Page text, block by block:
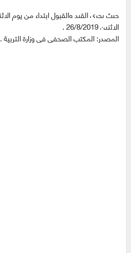
الاثنين 26/8/2019 .
المصدر: المكتب الصحفي في وزارة التربية .